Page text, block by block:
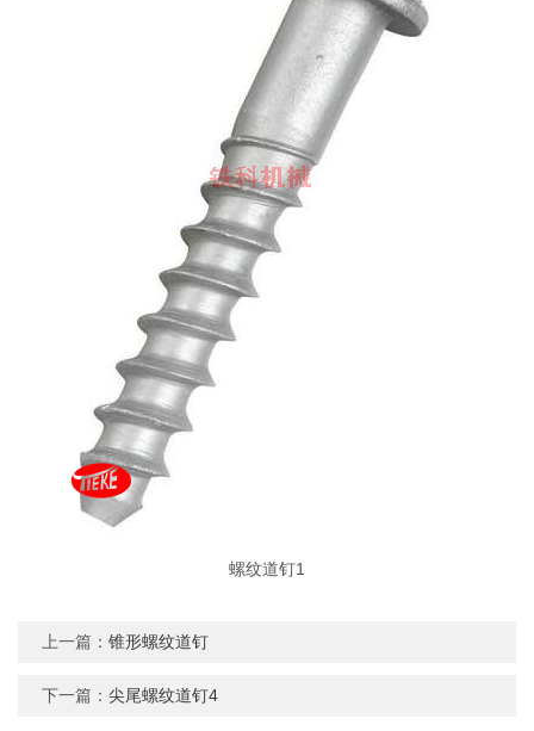
螺纹道钉1
上一篇：锥形螺纹道钉
下一篇： 尖尾螺纹道钉4